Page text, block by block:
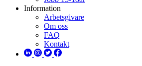
Information
Arbetsgivare
Om oss
FAQ
Kontakt